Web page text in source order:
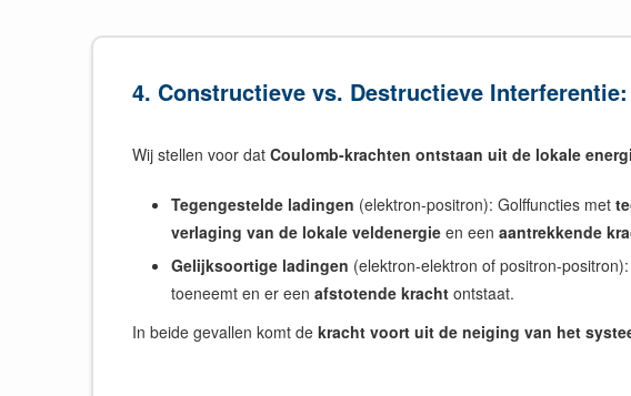
4. Constructieve vs. Destructieve
Wij stellen voor dat Coulomb-krachten ontstaan uit de lokale
Tegengestelde ladingen (elektron-positron): Golffuncties met
verlaging van de lokale veldenergie en een aantrekkende
Gelijksoortige ladingen (elektron-elektron of positron-
toeneemt en er een afstotende kracht ontstaat.
In beide gevallen komt de kracht voort uit de neiging van het